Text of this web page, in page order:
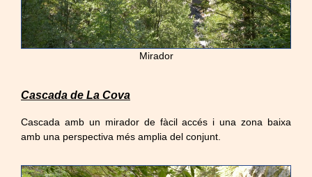
Mirador
Cascada de La Cova
Cascada amb un mirador de fàcil accés i una zona baixa
amb una perspectiva més amplia del conjunt.